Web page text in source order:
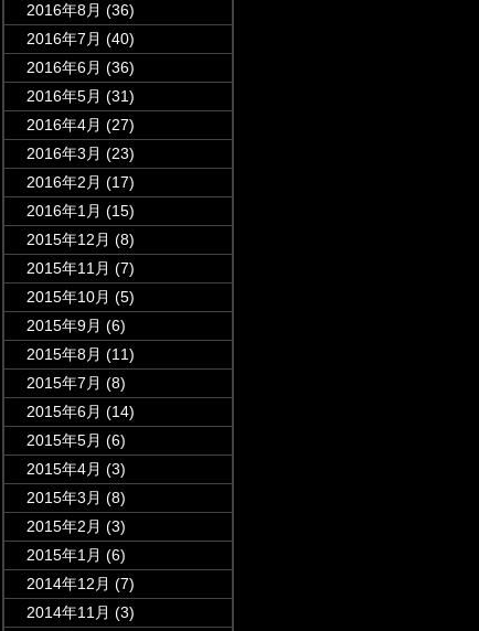
2016年8月 (36)
2016年7月 (40)
2016年6月 (36)
2016年5月 (31)
2016年4月 (27)
2016年3月 (23)
2016年2月 (17)
2016年1月 (15)
2015年12月 (8)
2015年11月 (7)
2015年10月 (5)
2015年9月 (6)
2015年8月 (11)
2015年7月 (8)
2015年6月 (14)
2015年5月 (6)
2015年4月 (3)
2015年3月 (8)
2015年2月 (3)
2015年1月 (6)
2014年12月 (7)
2014年11月 (3)